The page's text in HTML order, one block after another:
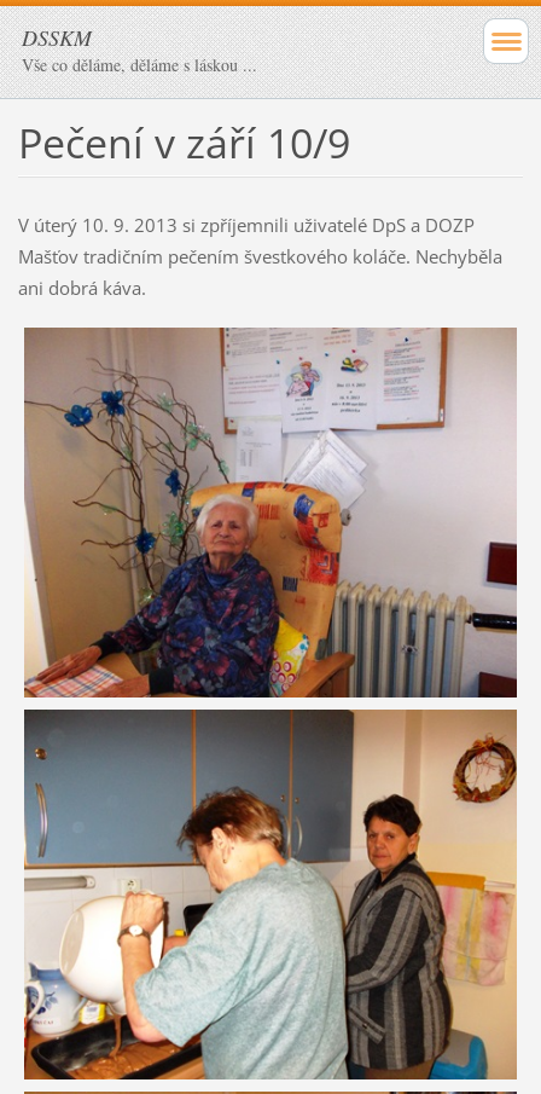
DSSKM
Vše co děláme, děláme s láskou ...
Pečení v září 10/9
V úterý 10. 9. 2013 si zpříjemnili uživatelé DpS a DOZP
Mašťov tradičním pečením švestkového koláče. Nechyběla
ani dobrá káva.